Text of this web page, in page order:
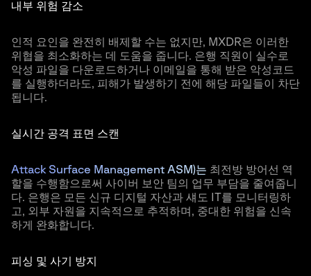
내부 위험 감소
인적 요인을 완전히 배제할 수는 없지만, MXDR은 이러한
위협을 최소화하는 데 도움을 줍니다. 은행 직원이 실수로
악성 파일을 다운로드하거나 이메일을 통해 받은 악성코드
를 실행하더라도, 피해가 발생하기 전에 해당 파일들이 차단
됩니다.
실시간 공격 표면 스캔
Attack Surface Management ASM)는 최전방 방어선 역
할을 수행함으로써 사이버 보안 팀의 업무 부담을 줄여줍니
다. 은행은 모든 신규 디지털 자산과 섀도 IT를 모니터링하
고, 외부 자원을 지속적으로 추적하며, 중대한 위험을 신속
하게 완화합니다.
피싱 및 사기 방지